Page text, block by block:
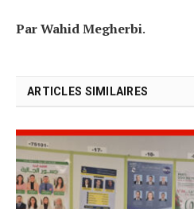
Par Wahid Megherbi.
ARTICLES SIMILAIRES